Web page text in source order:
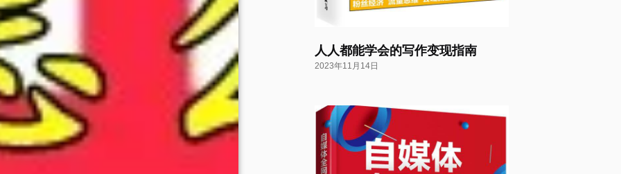
人人都能学会的写作变现指南
2023年11月14日